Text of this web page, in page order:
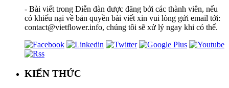
- Bài viết trong Diễn đàn được đăng bởi các thành viên, nếu
có khiếu nại về bản quyền bài viết xin vui lòng gửi email tới:
contact@vietflower.info, chúng tôi sẽ xử lý ngay khi có thể.
KIẾN THỨC